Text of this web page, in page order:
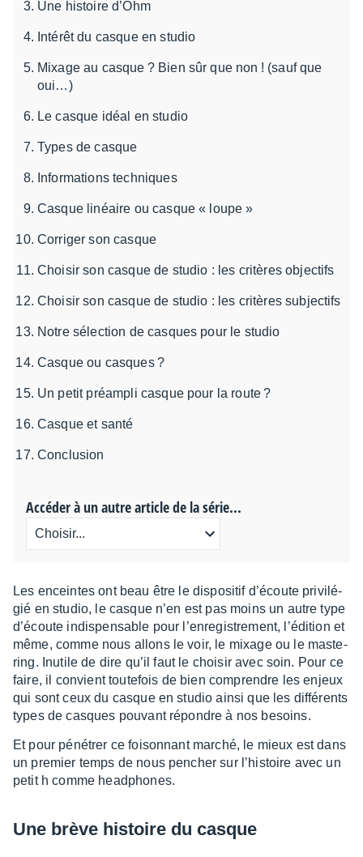
Une histoire d’Ohm
Intérêt du casque en studio
Mixage au casque ? Bien sûr que non ! (sauf que
oui…)
Le casque idéal en studio
Types de casque
Informations techniques
Casque linéaire ou casque « loupe »
Corriger son casque
Choisir son casque de studio : les critères objectifs
Choisir son casque de studio : les critères subjectifs
Notre sélection de casques pour le studio
Casque ou casques ?
Un petit préampli casque pour la route ?
Casque et santé
Conclusion
Accéder à un autre article de la série...
Les enceintes ont beau être le dispo­si­tif d’écoute privi­lé­
gié en studio, le casque n’en est pas moins un autre type
d’écoute indis­pen­sable pour l’en­re­gis­tre­ment, l’édi­tion et
même, comme nous allons le voir, le mixage ou le maste­
ring. Inutile de dire qu’il faut le choi­sir avec soin. Pour ce
faire, il convient toute­fois de bien comprendre les enjeux
qui sont ceux du casque en studio ainsi que les diffé­rents
types de casques pouvant répondre à nos besoins.
Et pour péné­trer ce foison­nant marché, le mieux est dans
un premier temps de nous pencher sur l’his­toire avec un
petit h comme head­phones.
Une brève histoire du casque